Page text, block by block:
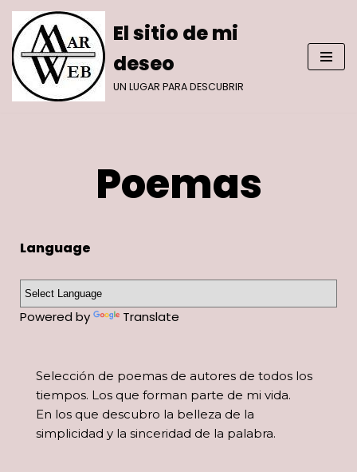
Saltar
al
contenido
El sitio de mi
deseo
UN LUGAR PARA DESCUBRIR
Poemas
Language
Powered by Translate
Selección de poemas de autores de todos los
tiempos. Los que forman parte de mi vida.
En los que descubro la belleza de la
simplicidad y la sinceridad de la palabra.